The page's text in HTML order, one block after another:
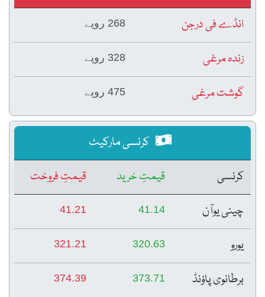
انڈے فی درجن
268 روپے
زندہ مرغی 328 روپے
گوشت مرغی 475 روپے
کرنسی مارکیٹ
کرنسی
قیمتِ خرید
قیمتِ فروخت
چینی یوآن
41.14
41.21
یورو 320.63
321.21
برطانوی پاؤنڈ 373.71
374.39